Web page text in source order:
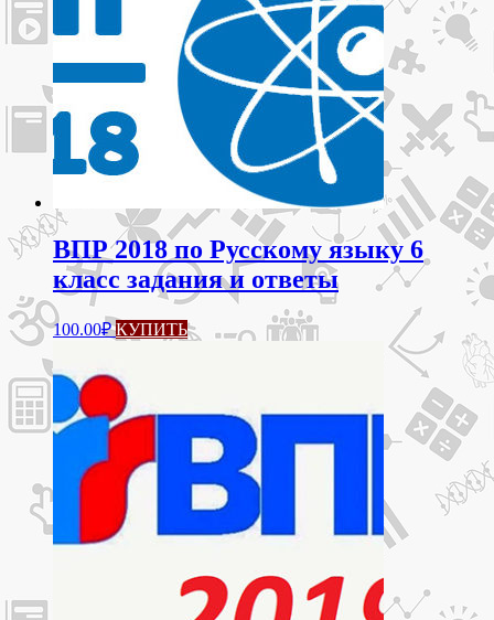
ВПР 2018 по Русскому языку 6
класс задания и ответы
100.00₽ КУПИТЬ